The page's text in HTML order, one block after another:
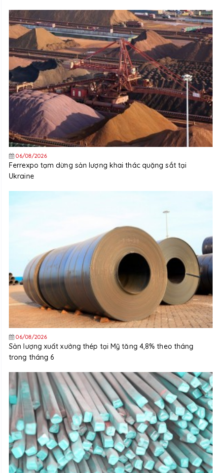
06/08/2026
Ferrexpo tạm dừng sản lượng khai thác quặng sắt tại
Ukraine
06/08/2026
Sản lượng xuất xưởng thép tại Mỹ tăng 4,8% theo tháng
trong tháng 6